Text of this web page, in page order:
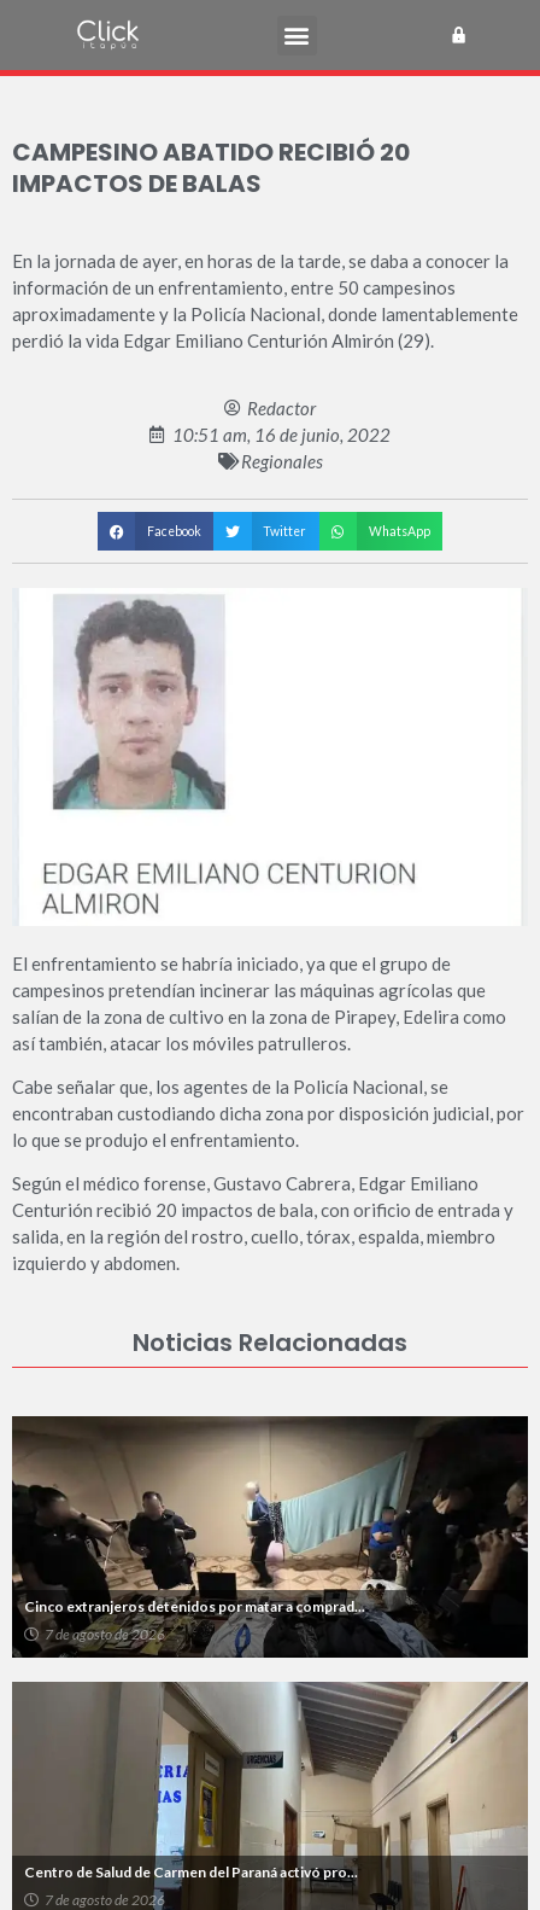
CAMPESINO ABATIDO RECIBIÓ 20
IMPACTOS DE BALAS
En la jornada de ayer, en horas de la tarde, se daba a conocer la
información de un enfrentamiento, entre 50 campesinos
aproximadamente y la Policía Nacional, donde lamentablemente
perdió la vida Edgar Emiliano Centurión Almirón (29).
Redactor
10:51 am, 16 de junio, 2022
Regionales
Facebook Twitter WhatsApp
El enfrentamiento se habría iniciado, ya que el grupo de
campesinos pretendían incinerar las máquinas agrícolas que
salían de la zona de cultivo en la zona de Pirapey, Edelira como
así también, atacar los móviles patrulleros.
Cabe señalar que, los agentes de la Policía Nacional, se
encontraban custodiando dicha zona por disposición judicial, por
lo que se produjo el enfrentamiento.
Según el médico forense, Gustavo Cabrera, Edgar Emiliano
Centurión recibió 20 impactos de bala, con orificio de entrada y
salida, en la región del rostro, cuello, tórax, espalda, miembro
izquierdo y abdomen.
Noticias Relacionadas
Cinco extranjeros detenidos por matar a comprad...
7 de agosto de 2026
Centro de Salud de Carmen del Paraná activó pro...
7 de agosto de 2026